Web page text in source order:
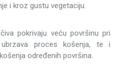
i kroz gustu vegetaciju.
pokrivaju veću površinu pri
proces košenja, te i
određenih površina.